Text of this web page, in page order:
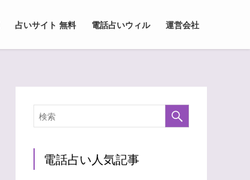
占いサイト 無料 電話占いウィル 運営会社
電話占い人気記事